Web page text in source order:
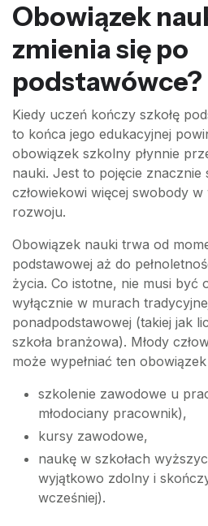
Obowiązek
zmienia się po
podstawówce?
Kiedy uczeń kończy szkołę
to końca jego edukacyjnej
obowiązek szkolny płynnie
nauki. Jest to pojęcie znacznie
człowiekowi więcej swobody
rozwoju.
Obowiązek nauki trwa od
podstawowej aż do
życia. Co istotne, nie musi być
wyłącznie w murach
ponadpodstawowej (takiej jak
szkoła branżowa). Młody
może wypełniać ten
szkolenie zawodowe u
młodociany pracownik),
kursy zawodowe,
naukę w szkołach
wyjątkowo zdolny i
wcześniej).